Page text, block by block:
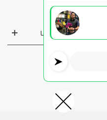
نماد ها و مجوز ها